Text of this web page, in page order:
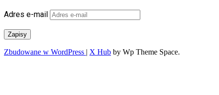
Adres e-mail
Zapisy
Zbudowane w WordPress | X Hub by Wp Theme Space.